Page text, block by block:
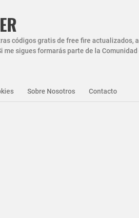
códigos gratis de free fire
Si me sigues formarás parte de la
Sobre Nosotros Contacto